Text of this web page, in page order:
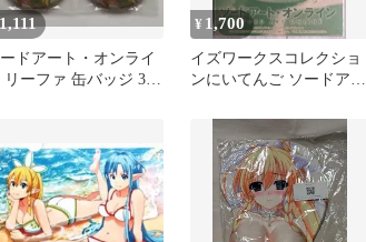
ドアート・オンライ
リーファ 缶バッジ 3点
¥ 1,700
イズワークスコレクショ
ンにいてんご ソードアー